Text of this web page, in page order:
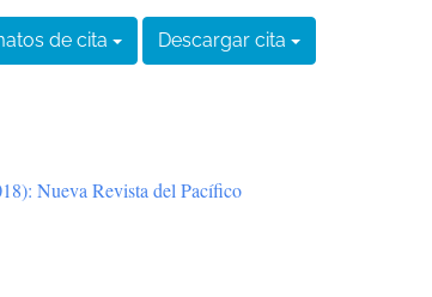
de cita Descargar cita
Nueva Revista del Pacífico